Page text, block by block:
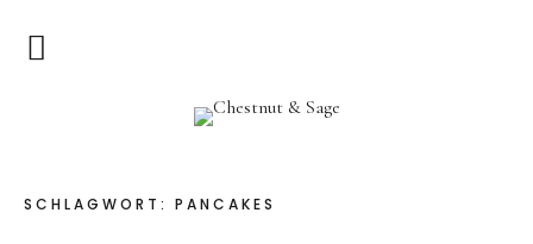
Chestnut & SageHome
SCHLAGWORT: PANCAKES